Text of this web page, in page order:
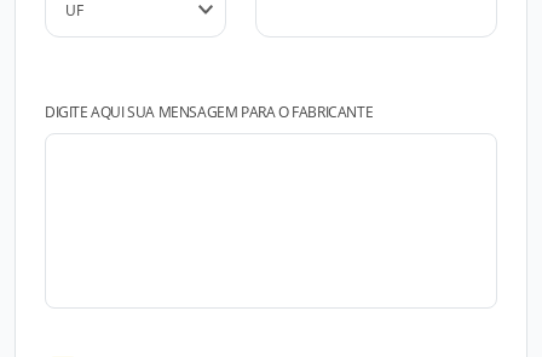
DIGITE AQUI SUA MENSAGEM PARA O FABRICANTE